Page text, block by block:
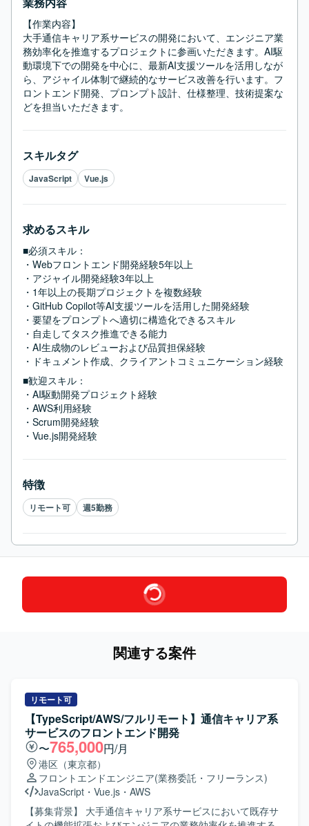
【作業内容】
大手通信キャリア系サービスの開発において、エンジニア業
務効率化を推進するプロジェクトに参画いただきます。AI駆
動環境下での開発を中心に、最新AI支援ツールを活用しなが
ら、アジャイル体制で継続的なサービス改善を行います。フ
ロントエンド開発、プロンプト設計、仕様整理、技術提案な
どを担当いただきます。
スキルタグ
JavaScript Vue.js
求めるスキル
■必須スキル：
・Webフロントエンド開発経験5年以上
・アジャイル開発経験3年以上
・1年以上の長期プロジェクトを複数経験
・GitHub Copilot等AI支援ツールを活用した開発経験
・要望をプロンプトへ適切に構造化できるスキル
・自走してタスク推進できる能力
・AI生成物のレビューおよび品質担保経験
・ドキュメント作成、クライアントコミュニケーション経験
■歓迎スキル：
・AI駆動開発プロジェクト経験
・AWS利用経験
・Scrum開発経験
・Vue.js開発経験
特徴
リモート可 週5勤務
関連する案件
リモート可
【TypeScript/AWS/フルリモート】通信キャリア系
サービスのフロントエンド開発
〜765,000円/月
港区（東京都）
フロントエンドエンジニア(業務委託・フリーランス)
JavaScript ・ Vue.js ・ AWS
【募集背景】 大手通信キャリア系サービスにおいて既存サ